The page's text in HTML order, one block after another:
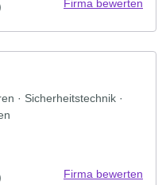
Firma bewerten
· Sicherheitstechnik ·
Firma bewerten